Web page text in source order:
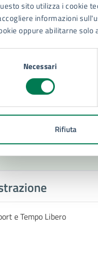
sito utilizza i cookie
informazioni
oppure abilitarne
Necessari
Rifiuta
03/04/2025, 13:08
e Tempo Libero